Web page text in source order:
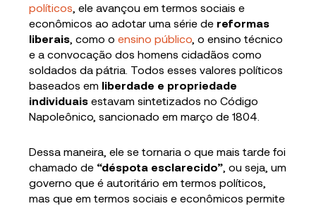
políticos , ele avançou em termos sociais e
econômicos ao adotar uma série de reformas
liberais , como oensino público , o ensino técnico
e a convocação dos homens cidadãos como
soldados da pátria. Todos esses valores políticos
baseados em liberdade e propriedade
individuaisestavam sintetizados no Código
Napoleônico, sancionado em março de 1804.
Dessa maneira, ele se tornaria o que mais tarde foi
chamado de “déspota esclarecido” , ou seja, um
governo que é autoritário em termos políticos,
mas que em termos sociais e econômicos permite